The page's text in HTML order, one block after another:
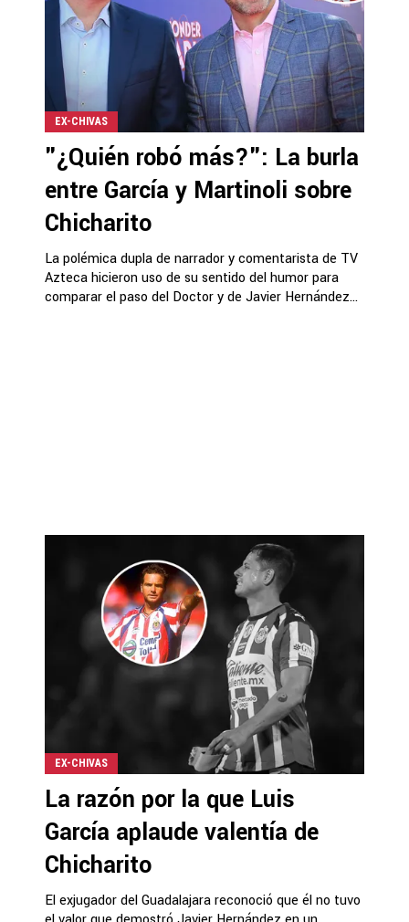
EX-CHIVAS
"¿Quién robó más?": La burla
entre García y Martinoli sobre
Chicharito
La polémica dupla de narrador y comentarista de TV
Azteca hicieron uso de su sentido del humor para
comparar el paso del Doctor y de Javier Hernández...
EX-CHIVAS
La razón por la que Luis
García aplaude valentía de
Chicharito
El exjugador del Guadalajara reconoció que él no tuvo